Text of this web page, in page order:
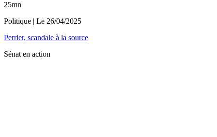
25mn
Politique | Le 26/04/2025
Perrier, scandale à la source
Sénat en action